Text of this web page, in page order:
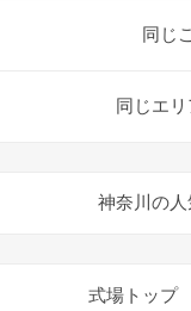
同じ
同じエ
神奈川の
式場トップ